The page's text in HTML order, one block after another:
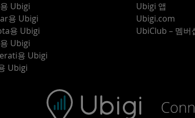
Ubigi
용 Ubigi
용 Ubigi
Ubigi
용 Ubigi
Ubigi
Ubigi 앱
Ubigi.com
UbiClub – 멤버